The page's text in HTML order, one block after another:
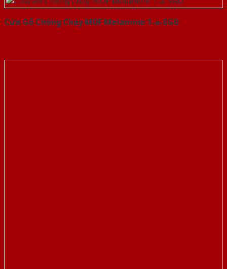
Cửa Gỗ Chống Cháy MDF Melamine 1-a-SGD